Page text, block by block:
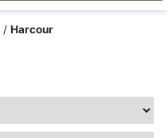
/ Harcour